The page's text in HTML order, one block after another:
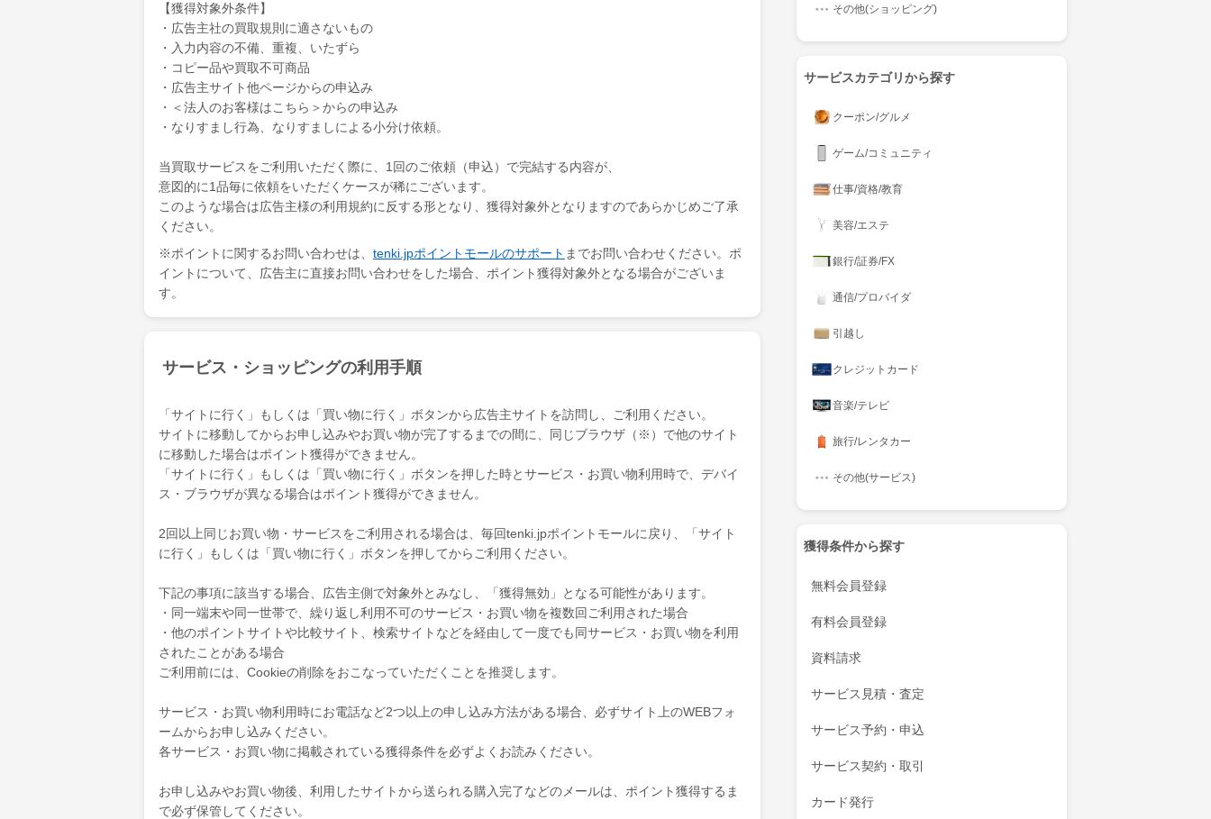
【獲得対象外条件】
・広告主社の買取規則に適さないもの
・入力内容の不備、重複、いたずら
・コピー品や買取不可商品
・広告主サイト他ページからの申込み
・＜法人のお客様はこちら＞からの申込み
・なりすまし行為、なりすましによる小分け依頼。
当買取サービスをご利用いただく際に、1回のご依頼（申込）で完結する内容が、
意図的に1品毎に依頼をいただくケースが稀にございます。
このような場合は広告主様の利用規約に反する形となり、獲得対象外となりますのであらかじめご了承
ください。
※ポイントに関するお問い合わせは、 tenki.jpポイントモールのサポート までお問い合わせください。ポ
イントについて、広告主に直接お問い合わせをした場合、ポイント獲得対象外となる場合がございま
す。
サービス・ショッピングの利用手順
「サイトに行く」もしくは「買い物に行く」ボタンから広告主サイトを訪問し、ご利用ください。
サイトに移動してからお申し込みやお買い物が完了するまでの間に、同じブラウザ（※）で他のサイト
に移動した場合はポイント獲得ができません。
「サイトに行く」もしくは「買い物に行く」ボタンを押した時とサービス・お買い物利用時で、デバイ
ス・ブラウザが異なる場合はポイント獲得ができません。
2回以上同じお買い物・サービスをご利用される場合は、毎回tenki.jpポイントモールに戻り、「サイト
に行く」もしくは「買い物に行く」ボタンを押してからご利用ください。
下記の事項に該当する場合、広告主側で対象外とみなし、「獲得無効」となる可能性があります。
・同一端末や同一世帯で、繰り返し利用不可のサービス・お買い物を複数回ご利用された場合
・他のポイントサイトや比較サイト、検索サイトなどを経由して一度でも同サービス・お買い物を利用
されたことがある場合
ご利用前には、Cookieの削除をおこなっていただくことを推奨します。
サービス・お買い物利用時にお電話など2つ以上の申し込み方法がある場合、必ずサイト上のWEBフォ
ームからお申し込みください。
各サービス・お買い物に掲載されている獲得条件を必ずよくお読みください。
お申し込みやお買い物後、利用したサイトから送られる購入完了などのメールは、ポイント獲得するま
で必ず保管してください。
その他(ショッピング)
サービスカテゴリから探す
クーポン/グルメ
ゲーム/コミュニティ
仕事/資格/教育
美容/エステ
銀行/証券/FX
通信/プロバイダ
引越し
クレジットカード
音楽/テレビ
旅行/レンタカー
その他(サービス)
獲得条件から探す
無料会員登録
有料会員登録
資料請求
サービス見積・査定
サービス予約・申込
サービス契約・取引
カード発行